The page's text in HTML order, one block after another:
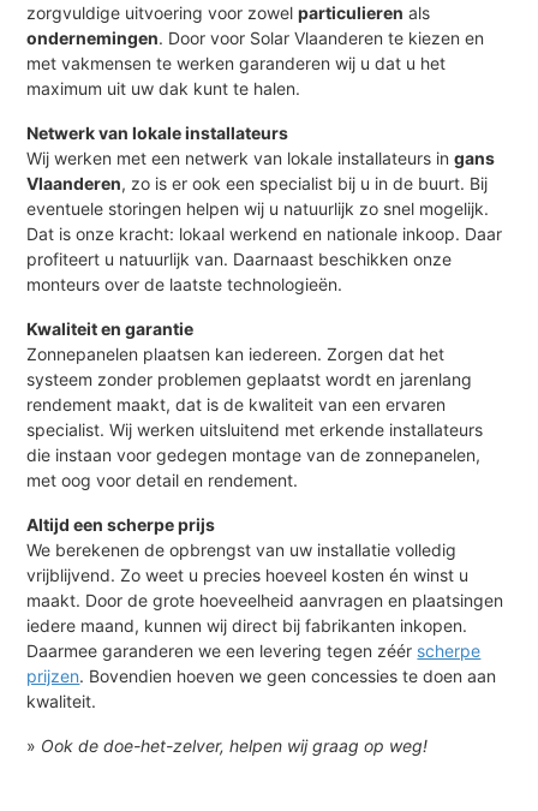
zorgvuldige uitvoering voor zowelparticulieren als
ondernemingen. Door voor Solar Vlaanderen te kiezen en
met vakmensen te werken garanderen wij u dat u het
maximum uit uw dak kunt te halen.
Netwerk van lokale installateurs
Wij werken met een netwerk van lokale installateurs ingans
Vlaanderen, zo is er ook een specialist bij u in de buurt. Bij
eventuele storingen helpen wij u natuurlijk zo snel mogelijk.
Dat is onze kracht: lokaal werkend en nationale inkoop. Daar
profiteert u natuurlijk van. Daarnaast beschikken onze
monteurs over de laatste technologieën.
Kwaliteit en garantie
Zonnepanelen plaatsen kan iedereen. Zorgen dat het
systeem zonder problemen geplaatst wordt en jarenlang
rendement maakt, dat is de kwaliteit van een ervaren
specialist. Wij werken uitsluitend met erkende installateurs
die instaan voor gedegen montage van de zonnepanelen,
met oog voor detail en rendement.
Altijd een scherpe prijs
We berekenen de opbrengst van uw installatie volledig
vrijblijvend. Zo weet u precies hoeveel kosten én winst u
maakt. Door de grote hoeveelheid aanvragen en plaatsingen
iedere maand, kunnen wij direct bij fabrikanten inkopen.
Daarmee garanderen we een levering tegen zéér scherpe
prijzen. Bovendien hoeven we geen concessies te doen aan
kwaliteit.
» Ook de doe-het-zelver, helpen wij graag op weg!